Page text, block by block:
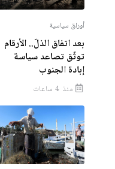
أوراق سياسية
بعد اتفاق الذلّ.. الأرقام
توثّق تصاعد سياسة
إبادة الجنوب
منذ 4 ساعات